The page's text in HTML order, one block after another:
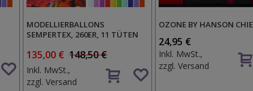
Auf
den
Wunschzettel
MODELLIERBALLONS
SEMPERTEX, 260ER, 11 TÜTEN
135,00 € 148,50 €
Inkl. MwSt.,
zzgl.Versand
Auf
den
OZONE BY HANSON
24,95 €
Inkl. MwSt.,
zzgl.Versand